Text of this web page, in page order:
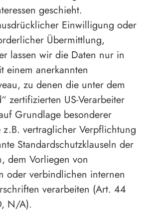
geschieht.
Einwilligung oder
Übermittlung,
lassen wir die Daten nur in
einem anerkannten
zu denen die unter dem
zertifizierten US-Verarbeiter
Grundlage besonderer
vertraglicher Verpflichtung
Standardschutzklauseln der
dem Vorliegen von
oder verbindlichen internen
verarbeiten (Art. 44
N/A).